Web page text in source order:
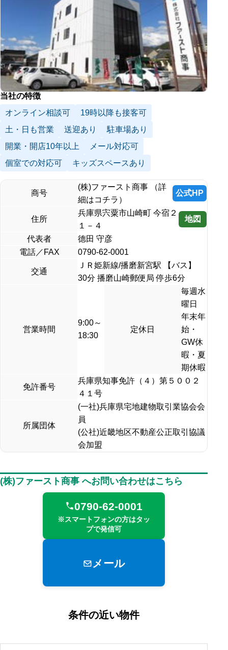
当社の特徴
オンライン相談可
19時以降も接客可
土・日も営業
送迎あり
駐車場あり
開業・開店10年以上
メール対応可
個室での対応可
キッズスペースあり
商号
(株)ファースト商事 （詳
細はコチラ）
公式HP
住所
兵庫県宍粟市山崎町 今宿２
１－４
地図
代表者
德田 守彦
電話／FAX
0790-62-0001
交通
ＪＲ姫新線/播磨新宮駅 【バス】
30分 播磨山崎郵便局 停歩6分
営業時間
9:00～
18:30
定休日
毎週水
曜日
年末年
始・
GW休
暇・夏
期休暇
免許番号
兵庫県知事免許（４）第５００２
４１号
所属団体
(一社)兵庫県宅地建物取引業協会会
員
(公社)近畿地区不動産公正取引協議
会加盟
(株)ファースト商事 へお問い合わせはこちら
0790-62-0001
※スマートフォンの方はタッ
プで発信可
メール
条件の近い物件